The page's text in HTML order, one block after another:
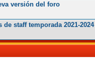
versión del foro
de staff temporada 2021-2024